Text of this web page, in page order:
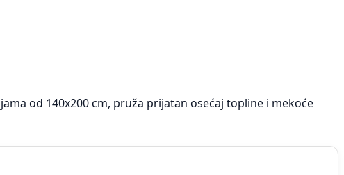
od 140x200 cm, pruža prijatan osećaj topline i mekoće